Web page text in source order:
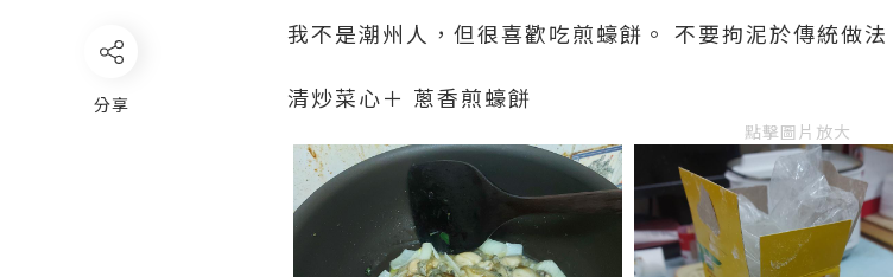
我不是潮州人，但很喜歡吃煎蠔餅。 不要拘泥於傳統做法
清炒菜心＋ 蔥香煎蠔餅
點擊圖片放大
分享